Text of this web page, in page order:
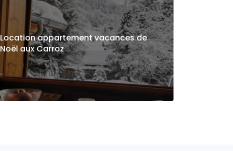
Location appartement vacances de
Noël aux Carroz